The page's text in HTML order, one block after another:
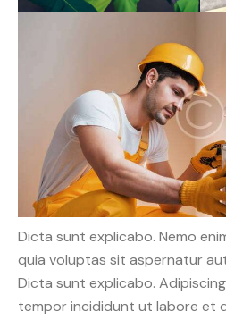
Dicta sunt explicabo. Nemo
quia voluptas sit aspernatur
Dicta sunt explicabo.
tempor incididunt ut labore et